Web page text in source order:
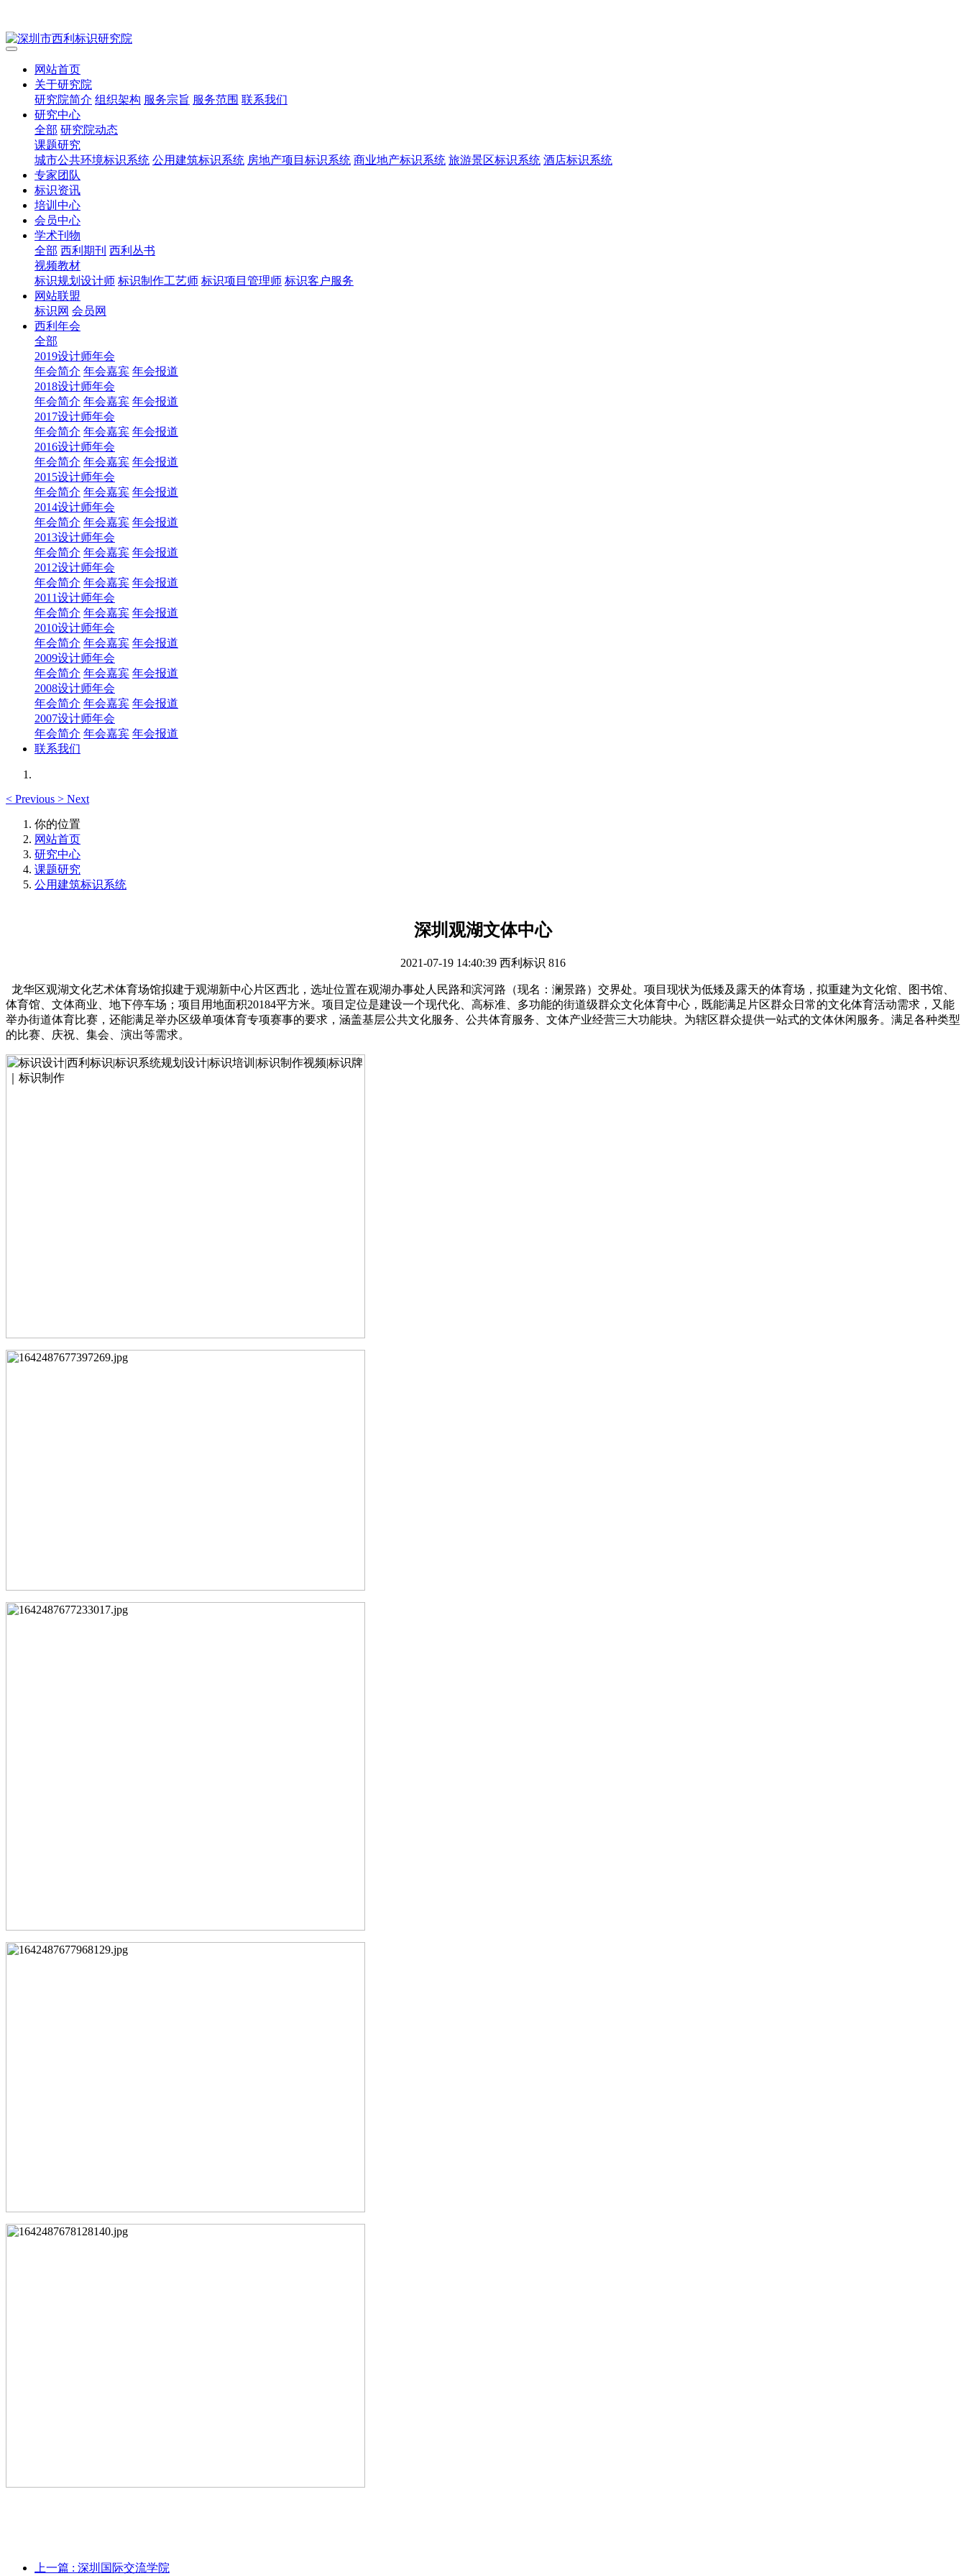
网站首页
关于研究院
研究院简介 组织架构 服务宗旨 服务范围 联系我们
研究中心
全部 研究院动态
课题研究
城市公共环境标识系统 公用建筑标识系统 房地产项目标识系统 商业地产标识系统 旅游景区标识系统 酒店标识系统
专家团队
标识资讯
培训中心
会员中心
学术刊物
全部 西利期刊 西利丛书
视频教材
标识规划设计师 标识制作工艺师 标识项目管理师 标识客户服务
网站联盟
标识网 会员网
西利年会
全部
2019设计师年会
年会简介 年会嘉宾 年会报道
2018设计师年会
年会简介 年会嘉宾 年会报道
2017设计师年会
年会简介 年会嘉宾 年会报道
2016设计师年会
年会简介 年会嘉宾 年会报道
2015设计师年会
年会简介 年会嘉宾 年会报道
2014设计师年会
年会简介 年会嘉宾 年会报道
2013设计师年会
年会简介 年会嘉宾 年会报道
2012设计师年会
年会简介 年会嘉宾 年会报道
2011设计师年会
年会简介 年会嘉宾 年会报道
2010设计师年会
年会简介 年会嘉宾 年会报道
2009设计师年会
年会简介 年会嘉宾 年会报道
2008设计师年会
年会简介 年会嘉宾 年会报道
2007设计师年会
年会简介 年会嘉宾 年会报道
联系我们
< Previous > Next
你的位置
网站首页
研究中心
课题研究
公用建筑标识系统
深圳观湖文体中心
2021-07-19 14:40:39 西利标识 816
龙华区观湖文化艺术体育场馆拟建于观湖新中心片区西北，选址位置在观湖办事处人民路和滨河路（现名：澜景路）交界处。项目现状为低矮及露天的体育场，拟重建为文化馆、图书馆、
体育馆、文体商业、地下停车场；项目用地面积20184平方米。项目定位是建设一个现代化、高标准、多功能的街道级群众文化体育中心，既能满足片区群众日常的文化体育活动需求，又能
举办街道体育比赛，还能满足举办区级单项体育专项赛事的要求，涵盖基层公共文化服务、公共体育服务、文体产业经营三大功能块。为辖区群众提供一站式的文体休闲服务。满足各种类型
的比赛、庆祝、集会、演出等需求。
上一篇 : 深圳国际交流学院